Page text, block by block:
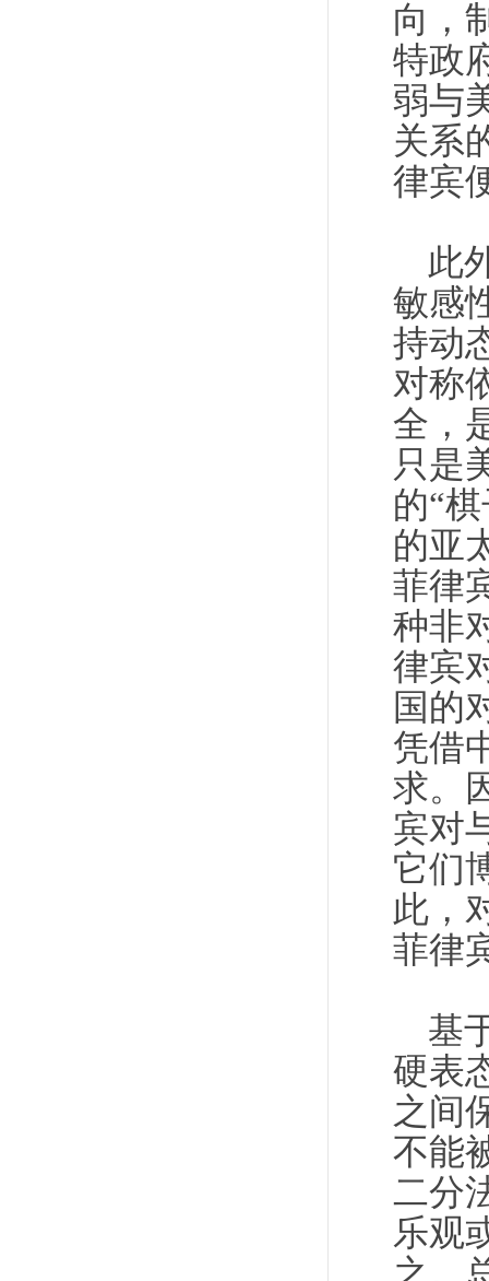
向，
特政
弱与
关系
律宾
此
敏感
持动
对称
全，
只是
的“
的亚
菲律
种非
律宾
国的
凭借
求。
宾对
它们
此，
菲律
基
硬表
之间
不能
二分
乐观